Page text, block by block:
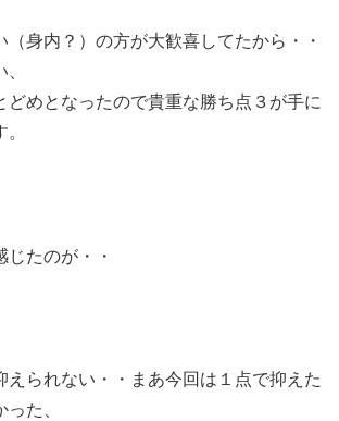
（身内？）の方が大歓喜してたから・・
どめとなったので貴重な勝ち点３が手に
じたのが・・
えられない・・まあ今回は１点で抑えた
た、